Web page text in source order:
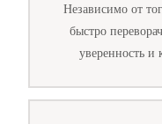
Независимо от
быстро
уверенность